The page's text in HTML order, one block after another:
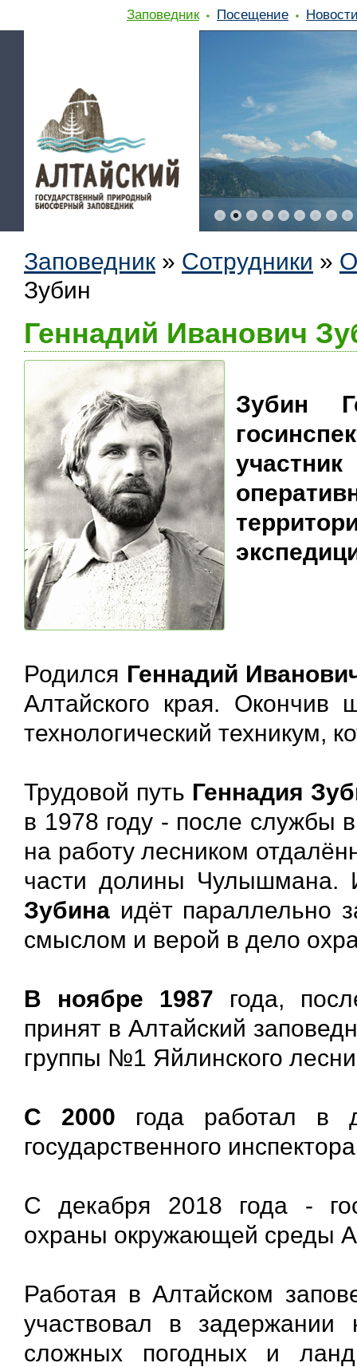
Заповедник Посещение
Заповедник » Сотрудники »
Зубин
Геннадий Иванович
Зубин
Родился Геннадий
Алтайского края. Окончив
технологический техникум,
Трудовой путь Геннадия
в 1978 году - после службы
на работу лесником
части долины Чулышмана.
Зубина идёт параллельно
смыслом и верой в дело
В ноябре 1987 года,
принят в Алтайский
группы №1 Яйлинского
С 2000 года работал в
государственного
С декабря 2018 года -
охраны окружающей среды
Работая в Алтайском
участвовал в задержании
сложных погодных и